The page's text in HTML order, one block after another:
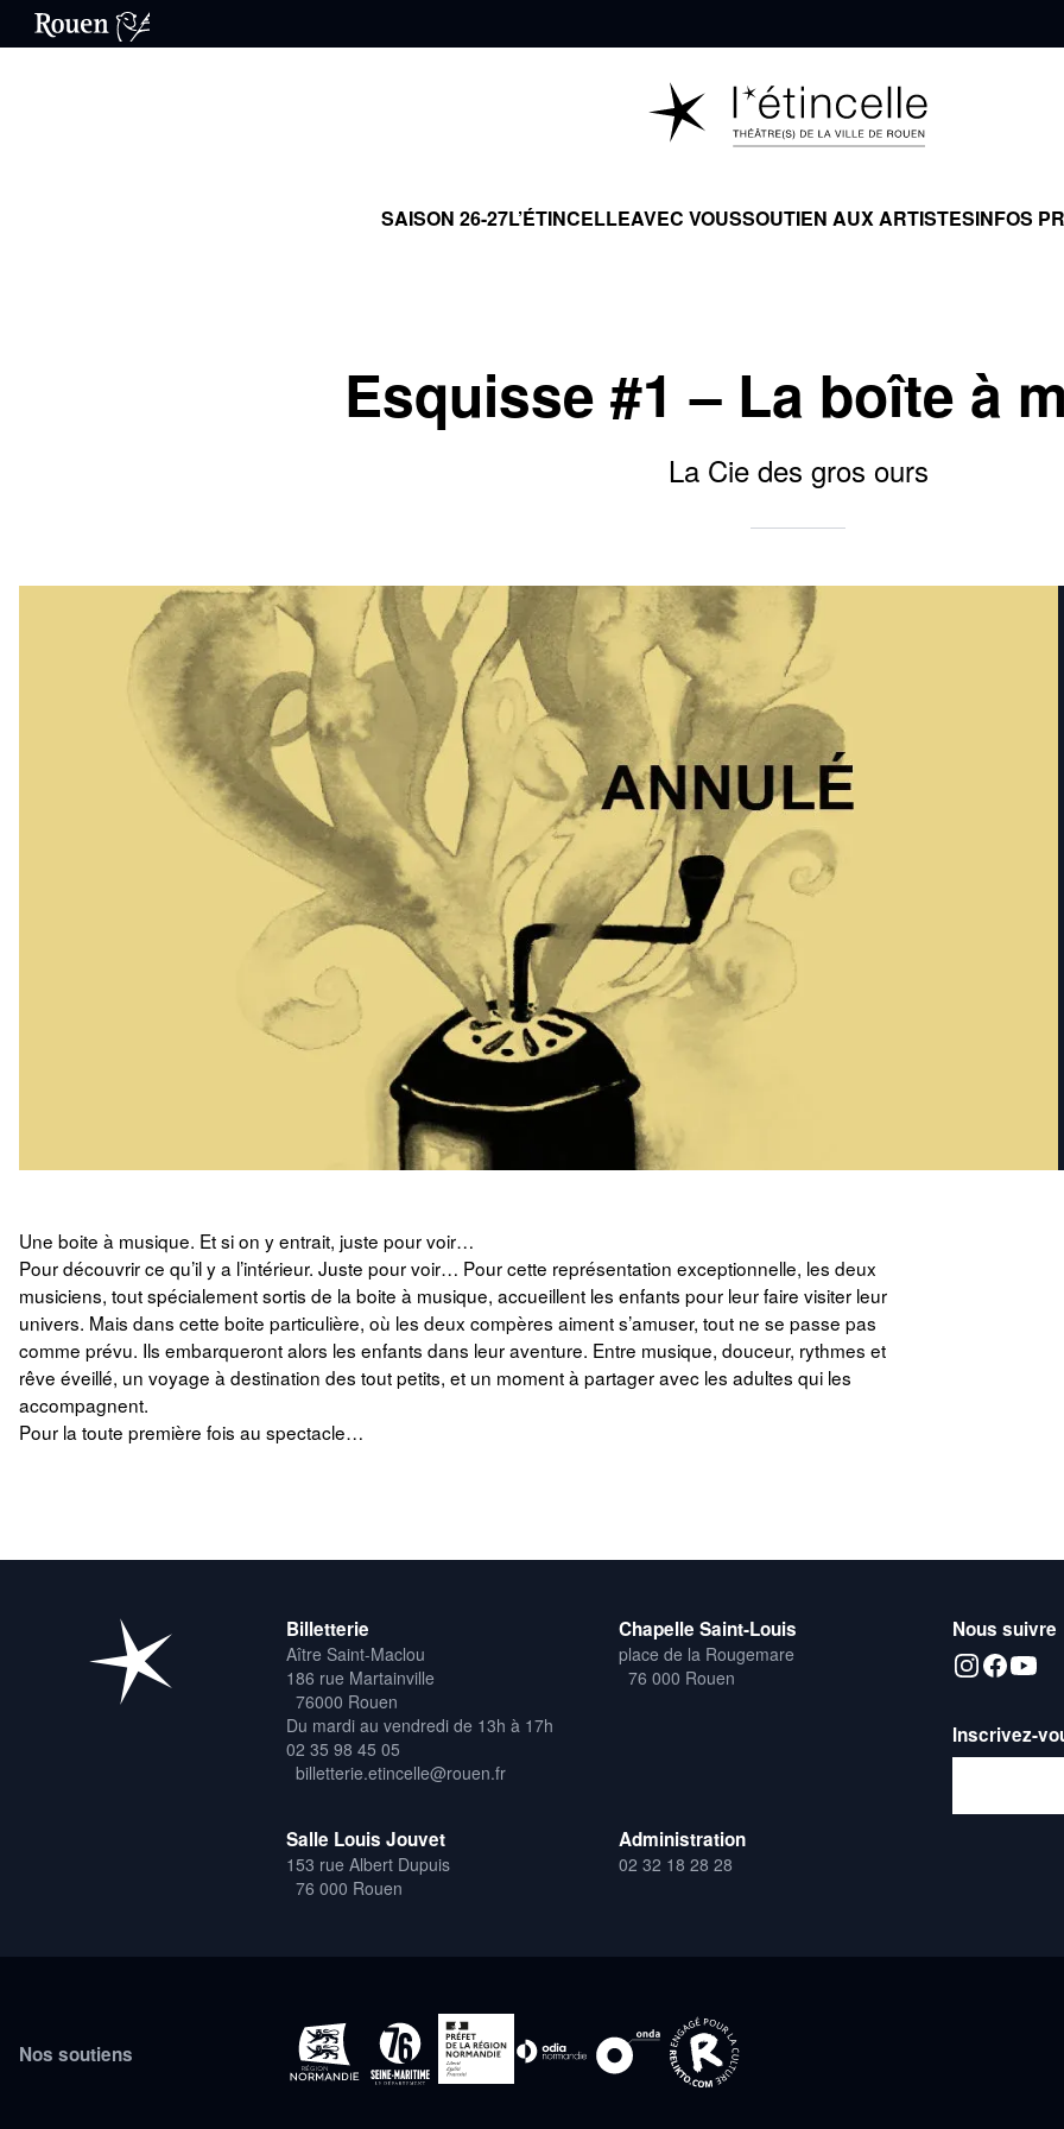
SAISON 26-27L’ÉTINCELLEAVEC VOUSSOUTIEN AUX ARTISTESINFOS
Esquisse #1 – La boîte à
La Cie des gros ours
Une boite à musique. Et si on y entrait, juste pour voir…
Pour découvrir ce qu’il y a l’intérieur. Juste pour voir… Pour cette représentation exceptionnelle, les deux
musiciens, tout spécialement sortis de la boite à musique, accueillent les enfants pour leur faire visiter leur
univers. Mais dans cette boite particulière, où les deux compères aiment s’amuser, tout ne se passe pas
comme prévu. Ils embarqueront alors les enfants dans leur aventure. Entre musique, douceur, rythmes et
rêve éveillé, un voyage à destination des tout petits, et un moment à partager avec les adultes qui les
accompagnent.
Pour la toute première fois au spectacle…
Billetterie
Aître Saint-Maclou
186 rue Martainville
76000 Rouen
Du mardi au vendredi de 13h à 17h
02 35 98 45 05
billetterie.etincelle@rouen.fr
Chapelle Saint-Louis
place de la Rougemare
76 000 Rouen
Salle Louis Jouvet
153 rue Albert Dupuis
76 000 Rouen
Administration
02 32 18 28 28
Nous suivre
Inscrivez-
Nos soutiens